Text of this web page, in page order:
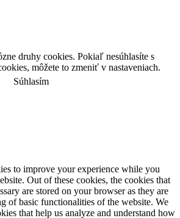
druhy cookies. Pokiaľ nesúhlasíte s
môžete to zmeniť v nastaveniach.
Súhlasím
to improve your experience while you
Out of these cookies, the cookies that
are stored on your browser as they are
of basic functionalities of the website. We
that help us analyze and understand how